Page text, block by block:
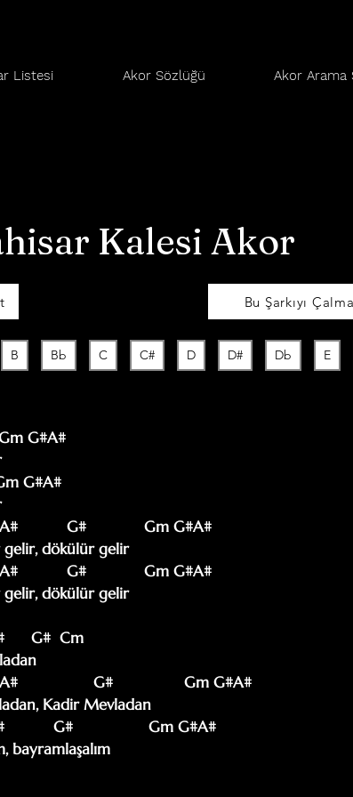
Listesi Akor Sözlüğü Akor Arama
Kalesi Akor
Bu Şarkıyı
B Bb C C# D D# Db E
G#A#
G#A#
G#             Gm G#A#
dökülür gelir
G#             Gm G#A#
dökülür gelir
G#  Cm
G#                Gm G#A#
Kadir Mevladan
G#                 Gm G#A#
bayramlaşalım